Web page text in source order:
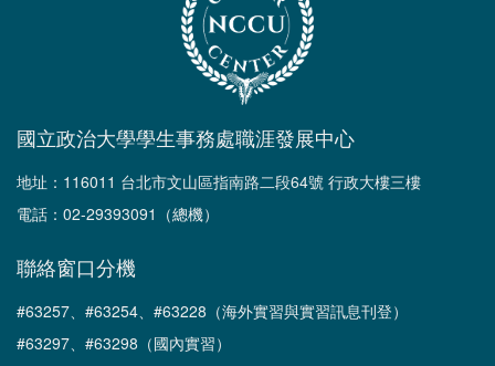
國立政治大學學生事務處職涯發展中心
地址：116011 台北市文山區指南路二段64號 行政大樓三樓
電話：02-29393091（總機）
聯絡窗口分機
#63257、#63254、#63228（海外實習與實習訊息刊登）
#63297、#63298（國內實習）